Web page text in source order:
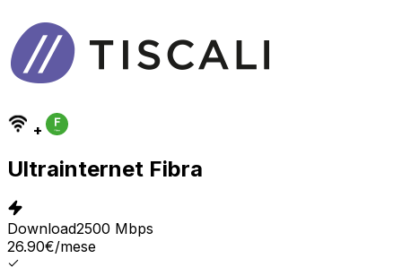
+
Ultrainternet Fibra
Download2500 Mbps
26.90€/mese